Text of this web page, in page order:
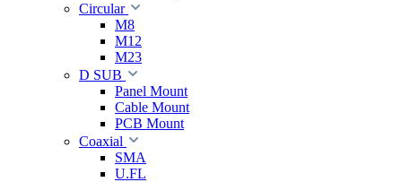
Circular
M8
M12
M23
D SUB
Panel Mount
Cable Mount
PCB Mount
Coaxial
SMA
U.FL